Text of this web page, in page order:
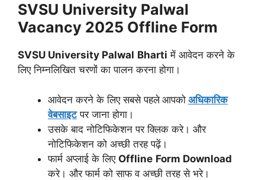
SVSU University Palwal
Vacancy 2025 Offline Form
SVSU University Palwal Bharti में आवेदन करने के
लिए निम्नलिखित चरणों का पालन करना होगा।
आवेदन करने के लिए सबसे पहले आपको अधिकारिक
वेबसाइटपर जाना होगा।
उसके बाद नोटिफिकेशन पर क्लिक करे। और
नोटिफिकेशन को अच्छी तरह पढ़ें।
फार्म अप्लाई के लिए Offline Form Download
करे। और फार्म को साफ व अच्छी तरह से भरे।